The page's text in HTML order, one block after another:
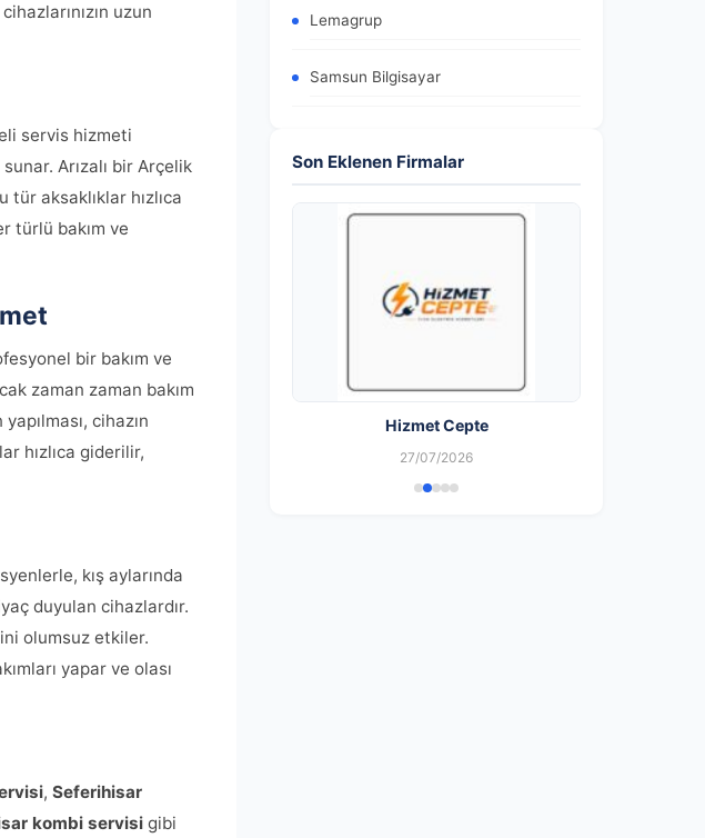
cihazlarınızın uzun
servis hizmeti
Arızalı bir Arçelik
aksaklıklar hızlıca
türlü bakım ve
bir bakım ve
zaman zaman bakım
cihazın
hızlıca giderilir,
kış aylarında
duyulan cihazlardır.
olumsuz etkiler.
yapar ve olası
, Seferihisar
kombi servisi gibi
Lemagrup
Samsun Bilgisayar
Son Eklenen Firmalar
Hizmet Cepte
27/07/2026